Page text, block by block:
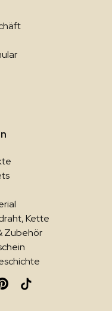
Kette
Zubehör